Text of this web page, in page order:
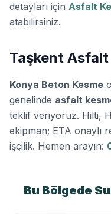
detayları için Asfalt
atabilirsiniz.
Taşkent
Konya Beton Kesme
genelinde asfalt
teklif veriyoruz. Hilti,
ekipman; ETA onaylı
işçilik. Hemen arayın:
Bu Bölgede